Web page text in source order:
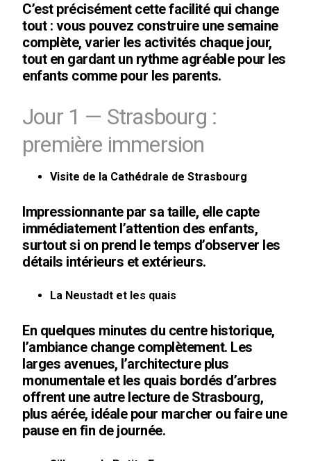
C’est précisément cette facilité qui change
tout : vous pouvez construire une semaine
complète, varier les activités chaque jour,
tout en gardant un rythme agréable pour les
enfants comme pour les parents.
Jour 1 — Strasbourg :
première immersion
Visite de la Cathédrale de Strasbourg
Impressionnante par sa taille, elle capte
immédiatement l’attention des enfants,
surtout si on prend le temps d’observer les
détails intérieurs et extérieurs.
La Neustadt et les quais
En quelques minutes du centre historique,
l’ambiance change complètement. Les
larges avenues, l’architecture plus
monumentale et les quais bordés d’arbres
offrent une autre lecture de Strasbourg,
plus aérée, idéale pour marcher ou faire une
pause en fin de journée.